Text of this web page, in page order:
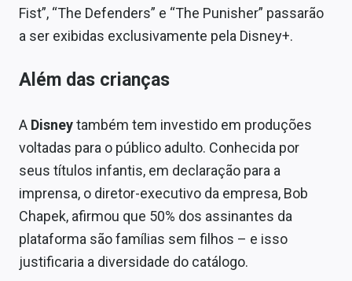
Fist”, “The Defenders” e “The Punisher” passarão
a ser exibidas exclusivamente pela Disney+.
Além das crianças
A Disneytambém tem investido em produções
voltadas para o público adulto. Conhecida por
seus títulos infantis, em declaração para a
imprensa, o diretor-executivo da empresa, Bob
Chapek, afirmou que 50% dos assinantes da
plataforma são famílias sem filhos – e isso
justificaria a diversidade do catálogo.